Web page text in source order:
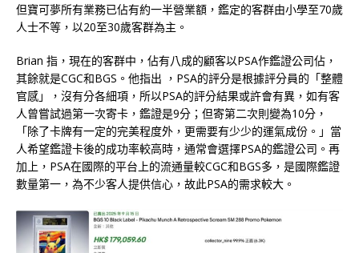
但寶可夢所有業務已佔有約一半營業額，鑑定的客群由小學至70歲
人士不等，以20至30歲客群為主。
Brian 指，現在的客群中，佔有八成的顧客以PSA作鑑證公司佔，
其餘就是CGC和BGS。他指出 ，PSA的評分是根據評分員的「整體
官感」，沒有分各細項，所以PSA的評分結果或許會有異，如有客
人曾嘗試過第一次寄卡，鑑證是9分；但寄第二次則變為10分，
「除了卡牌有一定的完美程度外，更需要有少少的運氣成份。」當
人希望鑑證卡後的成功率較高時，通常會選擇PSA的鑑證公司。再
加上，PSA在國際的平台上的流通量較CGC和BGS多，是國際鑑證
數量第一，為不少客人提供信心，故此PSA的需求較大。